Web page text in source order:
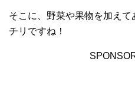
そこに、野菜や果物を加え
チリですね！